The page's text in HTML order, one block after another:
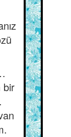
bir